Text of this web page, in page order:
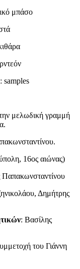
μπάσο
samples
μελωδική γραμμή
16ος αιώνας)
Δημήτρης
: Βασίλης
του Γιάννη